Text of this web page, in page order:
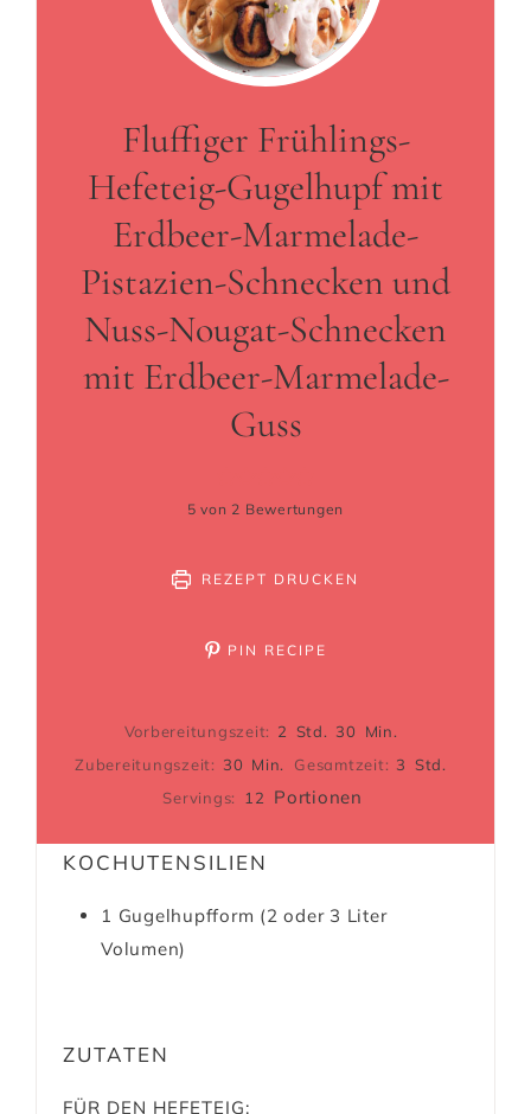
Fluffiger Frühlings-
Hefeteig-Gugelhupf mit
Erdbeer-Marmelade-
Pistazien-Schnecken und
Nuss-Nougat-Schnecken
mit Erdbeer-Marmelade-
Guss
5 von 2 Bewertungen
REZEPT DRUCKEN
PIN RECIPE
Vorbereitungszeit: 2 Std. 30
Min.
Zubereitungszeit: 30 Min. Gesamtzeit: 3 Std.
Servings:
12 Portionen
KOCHUTENSILIEN
1 Gugelhupfform (2 oder 3 Liter
Volumen)
ZUTATEN
FÜR DEN HEFETEIG: